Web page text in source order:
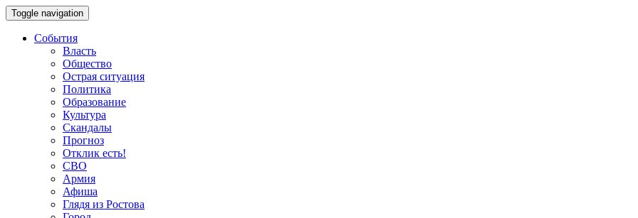
Toggle navigation
События
Власть
Общество
Острая ситуация
Политика
Образование
Культура
Скандалы
Прогноз
Отклик есть!
СВО
Армия
Афиша
Глядя из Ростова